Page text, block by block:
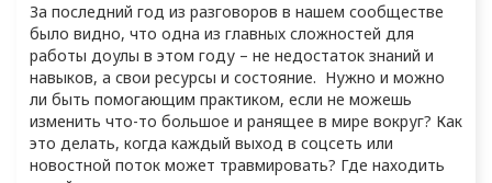
За последний год из разговоров в нашем сообществе
было видно, что одна из главных сложностей для
работы доулы в этом году – не недостаток знаний и
навыков, а свои ресурсы и состояние.  Нужно и можно
ли быть помогающим практиком, если не можешь
изменить что-то большое и ранящее в мире вокруг? Как
это делать, когда каждый выход в соцсеть или
новостной поток может травмировать? Где находить